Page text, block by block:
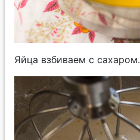
Яйца взбиваем с сахаром.